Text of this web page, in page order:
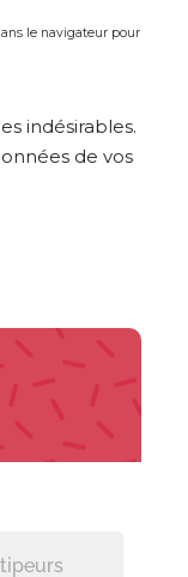
le navigateur pour
indésirables.
de vos
tipeurs